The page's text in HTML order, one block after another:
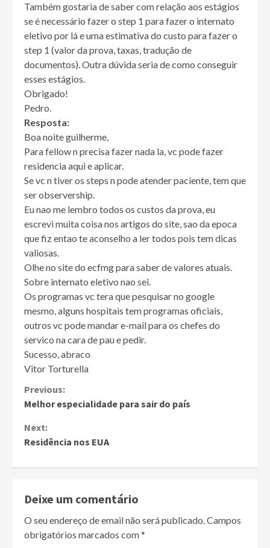
Também gostaria de saber com relação aos estágios
se é necessário fazer o step 1 para fazer o internato
eletivo por lá e uma estimativa do custo para fazer o
step 1 (valor da prova, taxas, tradução de
documentos). Outra dúvida seria de como conseguir
esses estágios.
Obrigado!
Pedro.
Resposta:
Boa noite guilherme,
Para fellow n precisa fazer nada la, vc pode fazer
residencia aqui e aplicar.
Se vc n tiver os steps n pode atender paciente, tem que
ser observership.
Eu nao me lembro todos os custos da prova, eu
escrevi muita coisa nos artigos do site, sao da epoca
que fiz entao te aconselho a ler todos pois tem dicas
valiosas.
Olhe no site do ecfmg para saber de valores atuais.
Sobre internato eletivo nao sei.
Os programas vc tera que pesquisar no google
mesmo, alguns hospitais tem programas oficiais,
outros vc pode mandar e-mail para os chefes do
servico na cara de pau e pedir.
Sucesso, abraco
Vitor Torturella
Continue
Reading
Previous:
Melhor especialidade para sair do país
Next:
Residência nos EUA
Deixe um comentário
O seu endereço de email não será publicado.Campos
obrigatórios marcados com*